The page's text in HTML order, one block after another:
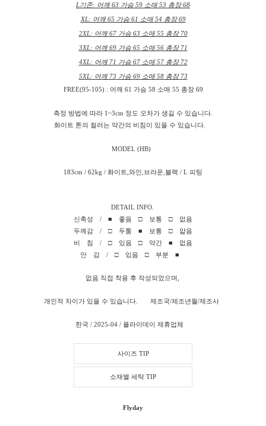
L기존: 어깨 63 가슴 59 소매 53 총장 68
XL: 어깨 65 가슴 61 소매 54 총장 69
2XL: 어깨 67 가슴 63 소매 55 총장 70
3XL: 어깨 69 가슴 65 소매 56 총장 71
4XL: 어깨 71 가슴 67 소매 57 총장 72
5XL: 어깨 73 가슴 69 소매 58 총장 73
FREE(95-105) : 어깨 61 가슴 58 소매 55 총장 69
측정 방법에 따라 1~3cm 정도 오차가 생길 수 있습니다.
화이트 톤의 컬러는 약간의 비침이 있을 수 있습니다.
MODEL (HB)
183cm / 62kg / 화이트,와인,브라운,블랙 / L 피팅
DETAIL INFO.
신축성 / ■ 좋음 □ 보통 □ 없음
두께감 / □ 두툼 ■ 보통 □ 얇음
비 침 / □ 있음 □ 약간 ■ 없음
안 감 / □ 있음 □ 부분 ■
없음 직접 착용 후 작성되었으며,
개인적 차이가 있을 수 있습니다. 제조국/제조년월/제조사
한국 / 2025-04 / 플라이데이 제휴업체
사이즈 TIP
소재별 세탁 TIP
Flyday